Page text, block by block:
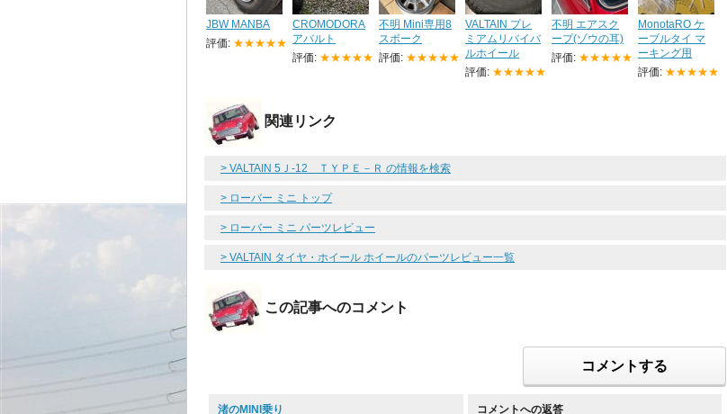
JBW MANBA
評価: ★★★★★
CROMODORA
アバルト
評価: ★★★★★
不明 Mini専用8
スポーク
評価: ★★★★★
VALTAIN プレ
ミアムリバイバ
ルホイール
評価: ★★★★★
不明 エアスク
ープ(ゾウの耳)
評価: ★★★★★
MonotaRO ケ
ーブルタイ マ
ーキング用
評価: ★★★★★
関連リンク
> VALTAIN 5Ｊ-12 ＴＹＰＥ－Ｒ の情報を検索
> ローバー ミニ トップ
> ローバー ミニ パーツレビュー
> VALTAIN タイヤ・ホイール ホイールのパーツレビュー一覧
この記事へのコメント
コメントする
渚のMINI乗り コメントへの返答